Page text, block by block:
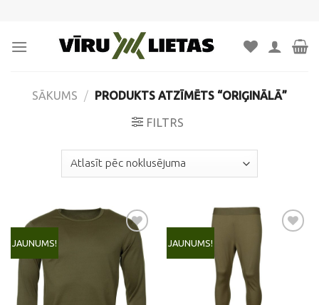
content
SĀKUMS / PRODUKTS ATZĪMĒTS “ORIĢINĀLĀ”
FILTRS
JAUNUMS!
Pievienot
vēlmju
sarakstam
JAUNUMS!